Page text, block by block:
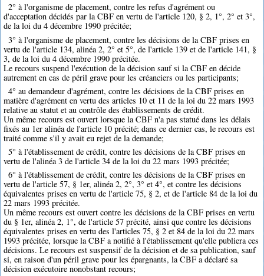
2° à l'organisme de placement, contre les refus d'agrément ou
d'acceptation décidés par la CBF en vertu de l'article 120, § 2, 1°, 2° et 3°,
de la loi du 4 décembre 1990 précitée;
3° à l'organisme de placement, contre les décisions de la CBF prises en
vertu de l'article 134, alinéa 2, 2° et 5°, de l'article 139 et de l'article 141, §
3, de la loi du 4 décembre 1990 précitée.
Le recours suspend l'exécution de la décision sauf si la CBF en décide
autrement en cas de péril grave pour les créanciers ou les participants;
4° au demandeur d'agrément, contre les décisions de la CBF prises en
matière d'agrément en vertu des articles 10 et 11 de la loi du 22 mars 1993
relative au statut et au contrôle des établissements de crédit.
Un même recours est ouvert lorsque la CBF n'a pas statué dans les délais
fixés au 1er alinéa de l'article 10 précité; dans ce dernier cas, le recours est
traité comme s'il y avait eu rejet de la demande;
5° à l'établissement de crédit, contre les décisions de la CBF prises en
vertu de l'alinéa 3 de l'article 34 de la loi du 22 mars 1993 précitée;
6° à l'établissement de crédit, contre les décisions de la CBF prises en
vertu de l'article 57, § 1er, alinéa 2, 2°, 3° et 4°, et contre les décisions
équivalentes prises en vertu de l'article 75, § 2, et de l'article 84 de la loi du
22 mars 1993 précitée.
Un même recours est ouvert contre les décisions de la CBF prises en vertu
du § 1er, alinéa 2, 1°, de l'article 57 précité, ainsi que contre les décisions
équivalentes prises en vertu des l'articles 75, § 2 et 84 de la loi du 22 mars
1993 précitée, lorsque la CBF a notifié à l'établissement qu'elle publiera ces
décisions. Le recours est suspensif de la décision et de sa publication, sauf
si, en raison d'un péril grave pour les épargnants, la CBF a déclaré sa
décision exécutoire nonobstant recours;